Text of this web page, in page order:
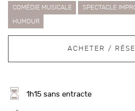
COMÉDIE MUSICALE SPECTACLE
HUMOUR
ACHETER /
1h15 sans entracte